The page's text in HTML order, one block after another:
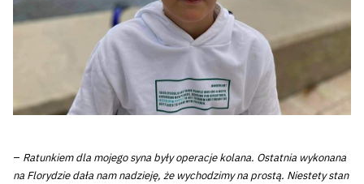
– Ratunkiem dla mojego syna były operacje kolana. Ostatnia wykonana
na Florydzie dała nam nadzieję, że wychodzimy na prostą. Niestety stan